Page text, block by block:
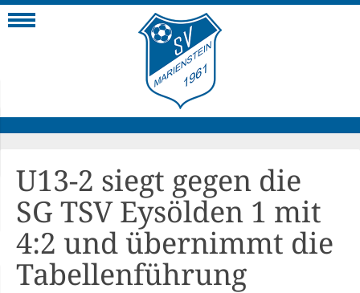
U13-2 siegt gegen die
SG TSV Eysölden 1 mit
4:2 und übernimmt die
Tabellenführung